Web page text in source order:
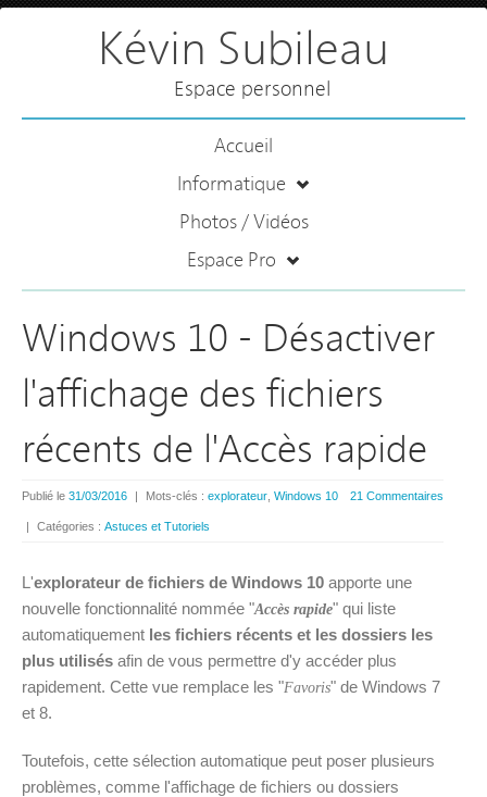
Kévin Subileau
Espace personnel
Accueil
Informatique
Photos / Vidéos
Espace Pro
Windows 10 - Désactiver
l'affichage des fichiers
récents de l'Accès rapide
21 Commentaires
Publié le 31/03/2016 | Mots-clés : explorateur Windows 10
| Catégories : Astuces et Tutoriels
L'explorateur de fichiers de Windows 10 apporte une
nouvelle fonctionnalité nommée "Accès rapide" qui liste
automatiquement les fichiers récents et les dossiers les
plus utilisés afin de vous permettre d'y accéder plus
rapidement. Cette vue remplace les "Favoris" de Windows 7
et 8.
Toutefois, cette sélection automatique peut poser plusieurs
problèmes, comme l'affichage de fichiers ou dossiers